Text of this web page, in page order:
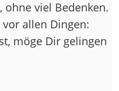
ohne viel Bedenken.
vor allen Dingen:
möge Dir gelingen